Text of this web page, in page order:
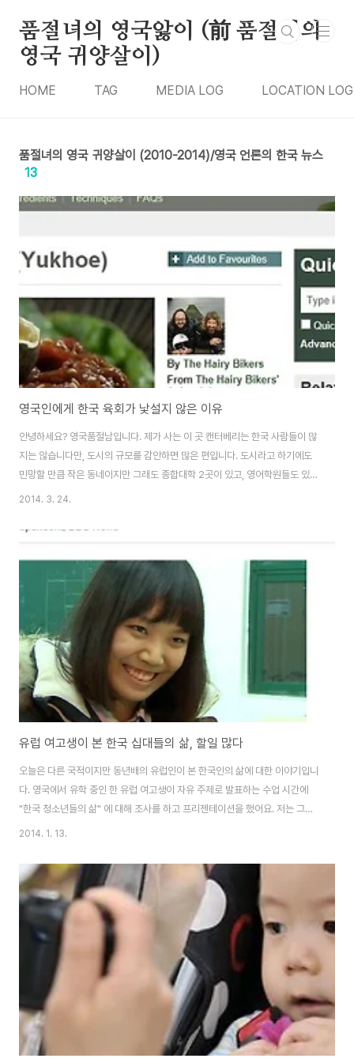
품절녀의 영국앓이 (前 품절녀의
영국 귀양살이)
HOME TAG MEDIA LOG LOCATION LOG
품절녀의 영국 귀양살이 (2010-2014)/영국 언론의 한국 뉴스
13
영국인에게 한국 육회가 낯설지 않은 이유
안녕하세요? 영국품절남입니다. 제가 사는 이 곳 캔터베리는 한국 사람들이 많
지는 않습니다만, 도시의 규모를 감안하면 많은 편입니다. 도시라고 하기에도
민망할 만큼 작은 동네이지만 그래도 종합대학 2곳이 있고, 영어학원들도 있기
에 한국 학생들이 꽤 있는 편이지요. 이곳에 사는 모든 한국인들이 서로 알고 지
편입니다. 지난 주말에는 지인의 아이의 돌잔치가 있어서 그 곳에 가서 오랜만
들을 데리고 놀이터에 갔는데요, 에너지 넘치는 10살 내외의 아이들과 노는 것
이 쉽지는 않더군요. 아직 품절녀님의 뱃속에 있는 아이랑 앞으로 놀아줄 생각
을 하니 암담했습니다. 저희..
2014. 3. 24.
유럽 여고생이 본 한국 십대들의 삶, 할일 많다
오늘은 다른 국적이지만 동년배의 유럽인이 본 한국인의 삶에 대한 이야기입니
다. 영국에서 유학 중인 한 유럽 여고생이 자유 주제로 발표하는 수업 시간에
"한국 청소년들의 삶" 에 대해 조사를 하고 프리젠테이션을 했어요. 저는 그녀
의 같은 반 친구인 한국 학생으로부터 전해 들은 것입니다. 아마도 그 학생이 하
을 무척 좋아해요. 또한 친하게 지내는 한국인 친구도 있어 한국에 대해 자주 듣
는 편이라고 합니다. 그녀는 한국 친구들의 인터뷰 및 온라인 기사들을 중심으
로 자료를 조사했다고 하는데요, "유럽 십대가 본 한국 십대의 삶에 대해서 무
엇을 조사하고 어떻게 해석"하였는지 한 번 보겠습니다. 전해 들은 짦은 내용이
라서, 제가 좀 더 ..
2014. 1. 13.